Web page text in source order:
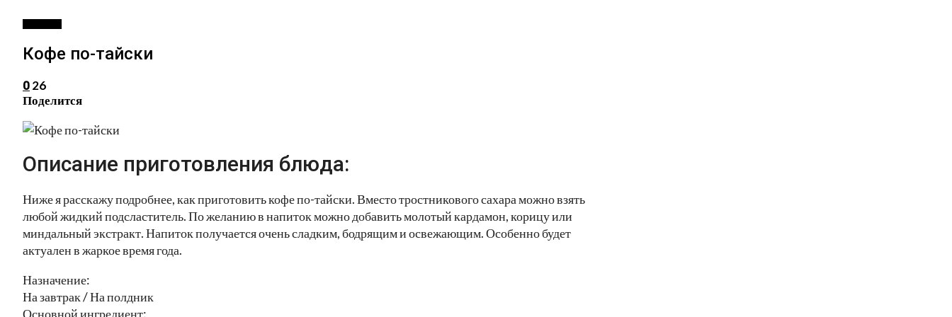
Кофе по-тайски
0 26
Поделится
Описание приготовления блюда:
Ниже я расскажу подробнее, как приготовить кофе по-тайски. Вместо тростникового сахара можно взять
любой жидкий подсластитель. По желанию в напиток можно добавить молотый кардамон, корицу или
миндальный экстракт. Напиток получается очень сладким, бодрящим и освежающим. Особенно будет
актуален в жаркое время года.
Назначение:
На завтрак / На полдник
Основной ингредиент: